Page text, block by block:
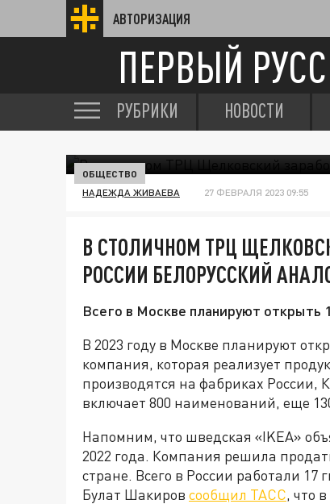
АВТОРИЗАЦИЯ
ПЕРВЫЙ
РУБРИКИ НОВОСТИ
ОБЩЕСТВО
НАДЕЖДА ЖИВАЕВА 27 ФЕВРАЛЯ 2023 09:55
В СТОЛИЧНОМ ТРЦ
РОССИИ БЕЛОРУССКИЙ
Всего в Москве планируют открыть
В 2023 году в Москве планируют
компания, которая реализует
производятся на фабриках России,
включает 800 наименований, еще
Напомним, что шведская «IKEA»
2022 года. Компания решила
стране. Всего в России работали
Булат Шакиров сообщил ТАСС, что